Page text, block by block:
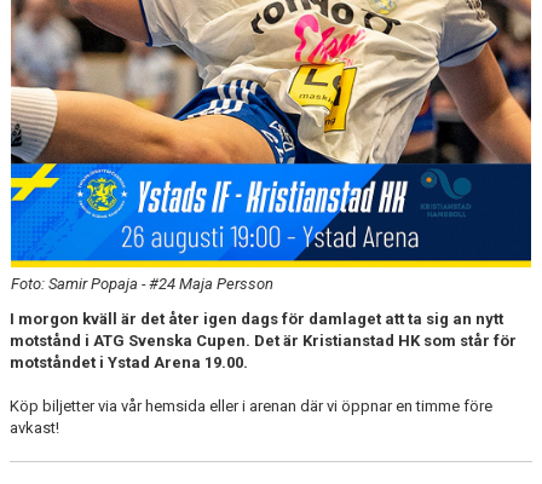
Foto: Samir Popaja - #24 Maja Persson
I morgon kväll är det åter igen dags för damlaget att ta sig an nytt
motstånd i ATG Svenska Cupen. Det är Kristianstad HK som står för
motståndet i Ystad Arena 19.00.
Köp biljetter via vår hemsida eller i arenan där vi öppnar en timme före
avkast!